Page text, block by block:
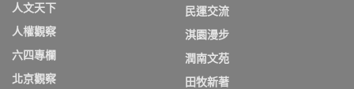
人文天下
人權觀察
六四專欄
北京觀察
民運交流
淇園漫步
潤南文苑
田牧新著